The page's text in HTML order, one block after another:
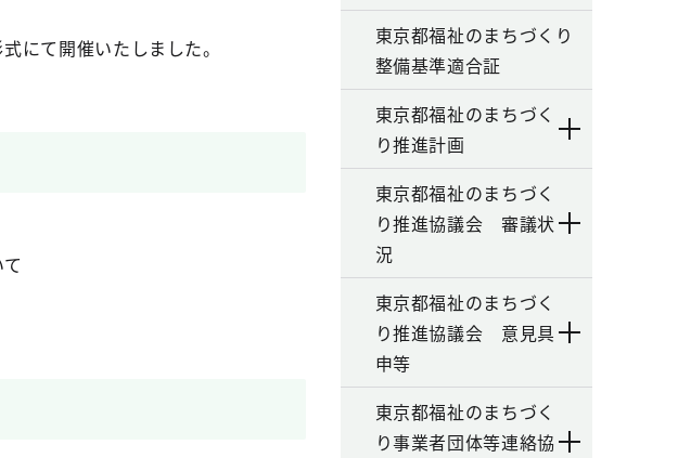
にて開催いたしました。
東京都福祉のまちづくり
整備基準適合証
東京都福祉のまちづく
り推進計画
東京都福祉のまちづく
り推進協議会 審議状
況
東京都福祉のまちづく
り推進協議会 意見具
申等
東京都福祉のまちづく
り事業者団体等連絡協